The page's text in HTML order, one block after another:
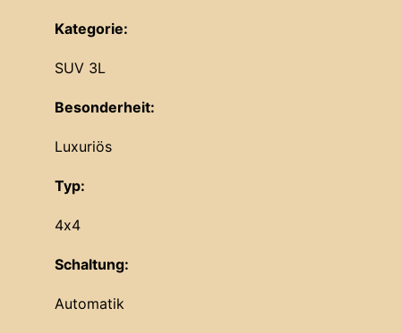
Kategorie:
SUV 3L
Besonderheit:
Luxuriös
Typ:
4x4
Schaltung:
Automatik